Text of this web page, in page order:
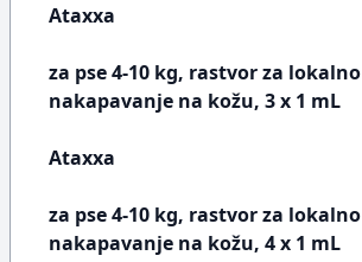
Ataxxa
za pse 4-10 kg, rastvor za lokalno
nakapavanje na kožu, 3 x 1 mL
Ataxxa
za pse 4-10 kg, rastvor za lokalno
nakapavanje na kožu, 4 x 1 mL